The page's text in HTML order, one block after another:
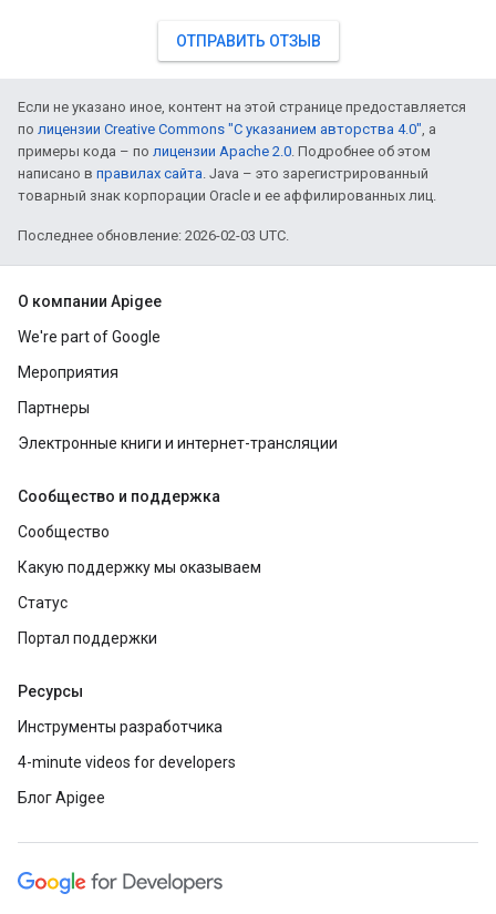
ОТПРАВИТЬ ОТЗЫВ
Если не указано иное, контент на этой странице предоставляется
по лицензии Creative Commons "С указанием авторства 4.0", а
примеры кода – по лицензии Apache 2.0. Подробнее об этом
написано в правилах сайта. Java – это зарегистрированный
товарный знак корпорации Oracle и ее аффилированных лиц.
Последнее обновление: 2026-02-03 UTC.
О компании Apigee
We're part of Google
Мероприятия
Партнеры
Электронные книги и интернет-трансляции
Сообщество и поддержка
Сообщество
Какую поддержку мы оказываем
Статус
Портал поддержки
Ресурсы
Инструменты разработчика
4-minute videos for developers
Блог Apigee